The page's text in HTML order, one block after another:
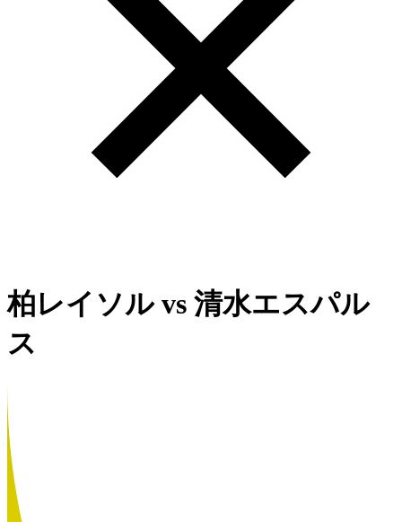
柏レイソルvs 清水エスパル
ス